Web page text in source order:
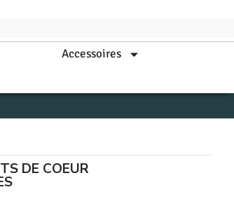
Accessoires
DE COEUR